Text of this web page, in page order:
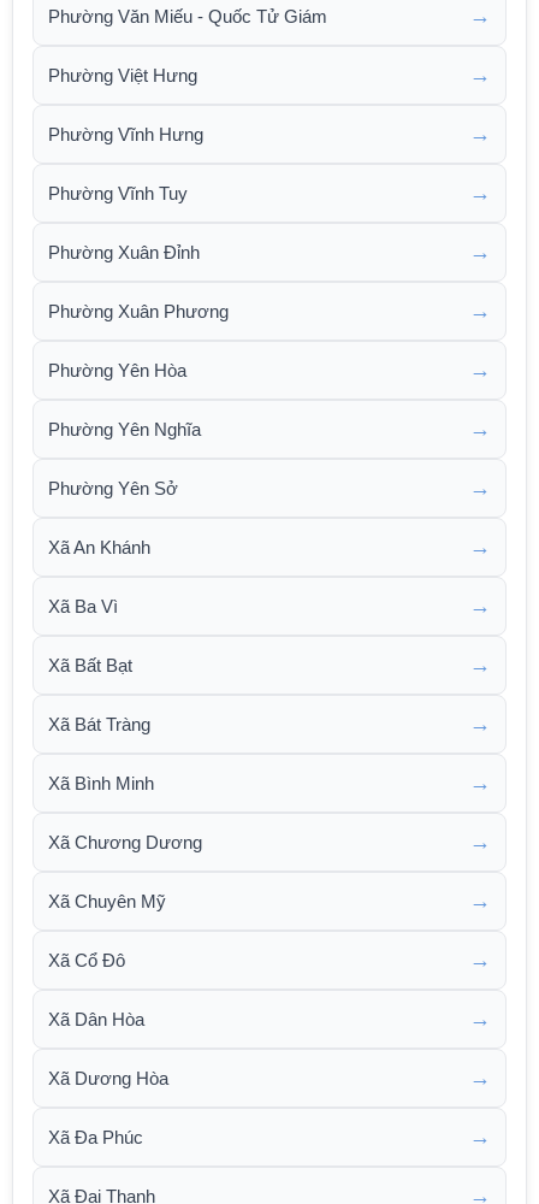
Phường Văn Miếu - Quốc Tử Giám →
Phường Việt Hưng →
Phường Vĩnh Hưng →
Phường Vĩnh Tuy →
Phường Xuân Đỉnh →
Phường Xuân Phương →
Phường Yên Hòa →
Phường Yên Nghĩa →
Phường Yên Sở →
Xã An Khánh →
Xã Ba Vì →
Xã Bất Bạt →
Xã Bát Tràng →
Xã Bình Minh →
Xã Chương Dương →
Xã Chuyên Mỹ →
Xã Cổ Đô →
Xã Dân Hòa →
Xã Dương Hòa →
Xã Đa Phúc →
Xã Đại Thanh →